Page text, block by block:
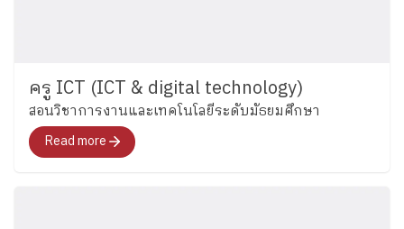
ครู ICT (ICT & digital technology)
สอนวิชาการงานและเทคโนโลยีระดับมัธยมศึกษา
Read more